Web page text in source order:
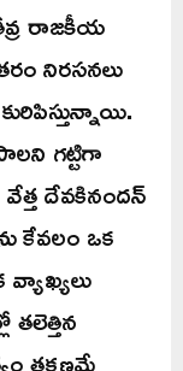
రాజకీయ
నిరసనలు
గట్టిగా
దేవకినందన్
కేవలం ఒక
తలెత్తిన